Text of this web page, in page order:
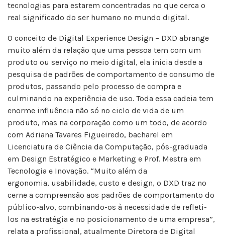
tecnologias para estarem concentradas no que cerca o
real significado do ser humano no mundo digital.
O conceito de Digital Experience Design – DXD abrange
muito além da relação que uma pessoa tem com um
produto ou serviço no meio digital, ela inicia desde a
pesquisa de padrões de comportamento de consumo de
produtos, passando pelo processo de compra e
culminando na experiência de uso. Toda essa cadeia tem
enorme influência não só no ciclo de vida de um
produto, mas na corporação como um todo, de acordo
com Adriana Tavares Figueiredo, bacharel em
Licenciatura de Ciência da Computação, pós-graduada
em Design Estratégico e Marketing e Prof. Mestra em
Tecnologia e Inovação. “Muito além da
ergonomia, usabilidade, custo e design, o DXD traz no
cerne a compreensão aos padrões de comportamento do
público-alvo, combinando-os à necessidade de refleti-
los na estratégia e no posicionamento de uma empresa”,
relata a profissional, atualmente Diretora de Digital